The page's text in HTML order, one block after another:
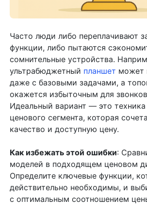
Часто люди либо переплачивают
функции, либо пытаются
сомнительные устройства.
ультрабюджетный планшет может
даже с базовыми задачами, а
окажется избыточным для
Идеальный вариант — это техника
ценового сегмента, которая
качество и доступную цену.
Как избежать этой ошибки:
моделей в подходящем ценовом
Определите ключевые функции,
действительно необходимы, и
с оптимальным соотношением